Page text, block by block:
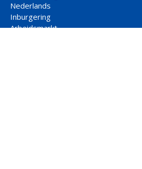
Nederlands
Inburgering
Arbeidsmarkt